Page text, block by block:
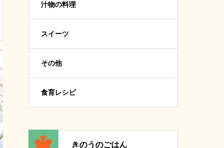
汁物の料理
スイーツ
その他
食育レシピ
きのうのごはん